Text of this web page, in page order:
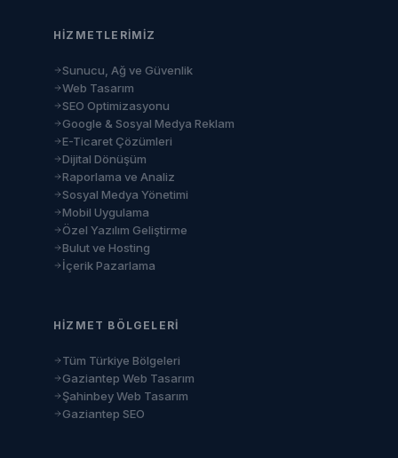
HIZMETLERIMIZ
Sunucu, Ağ ve Güvenlik
Web Tasarım
SEO Optimizasyonu
Google & Sosyal Medya Reklam
E-Ticaret Çözümleri
Dijital Dönüşüm
Raporlama ve Analiz
Sosyal Medya Yönetimi
Mobil Uygulama
Özel Yazılım Geliştirme
Bulut ve Hosting
İçerik Pazarlama
HIZMET BÖLGELERI
Tüm Türkiye Bölgeleri
Gaziantep Web Tasarım
Şahinbey Web Tasarım
Gaziantep SEO